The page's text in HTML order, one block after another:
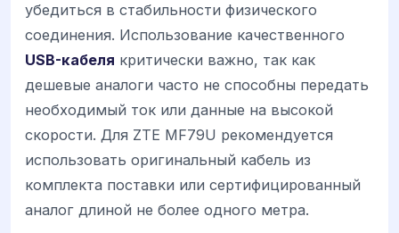
убедиться в стабильности физического
соединения. Использование качественного
USB-кабеля критически важно, так как
дешевые аналоги часто не способны передать
необходимый ток или данные на высокой
скорости. Для ZTE MF79U рекомендуется
использовать оригинальный кабель из
комплекта поставки или сертифицированный
аналог длиной не более одного метра.